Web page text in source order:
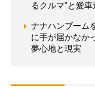
るクルマ”と愛車
ナナハンブーム
に手が届かなか
夢心地と現実